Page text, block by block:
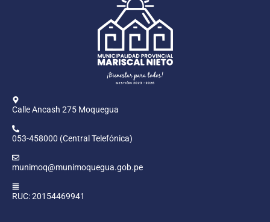
Calle Ancash 275 Moquegua
053-458000 (Central Telefónica)
munimoq@munimoquegua.gob.pe
RUC: 20154469941